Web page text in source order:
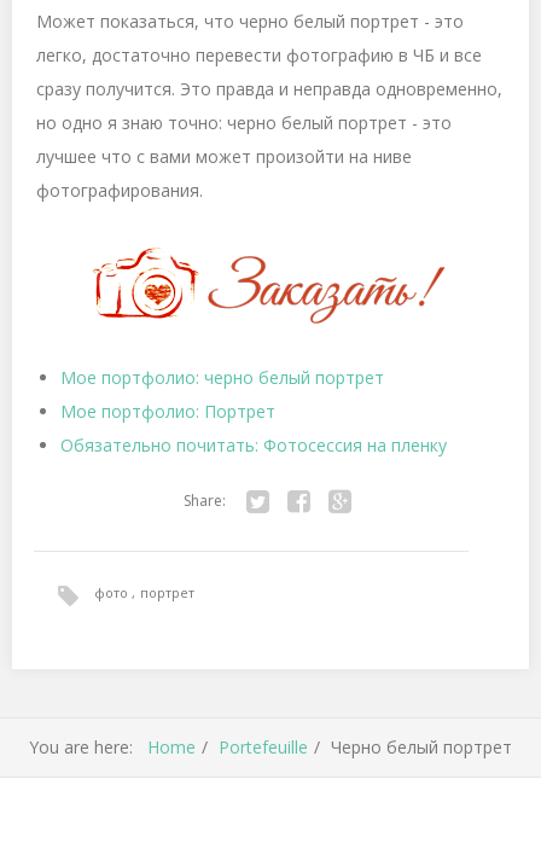
Может показаться, что черно белый портрет - это
легко, достаточно перевести фотографию в ЧБ и все
сразу получится. Это правда и неправда одновременно,
но одно я знаю точно: черно белый портрет - это
лучшее что с вами может произойти на ниве
фотографирования.
Мое портфолио: черно белый портрет
Мое портфолио: Портрет
Обязательно почитать: Фотосессия на пленку
Share:
фото портрет
You are here: Home Portefeuille Черно белый портрет